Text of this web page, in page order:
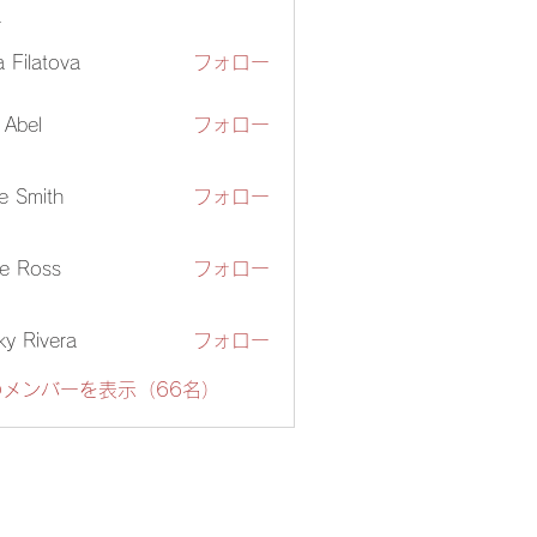
Filatova フォロー
フォロー
Smith フォロー
Ross フォロー
Rivera フォロー
ンバーを表示（66名）